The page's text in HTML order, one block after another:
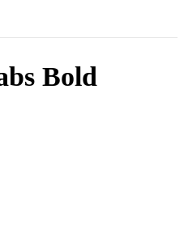
Bold